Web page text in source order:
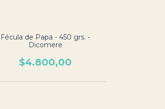
Fécula de Papa - 450 grs. -
Dicomere
$4.800,00